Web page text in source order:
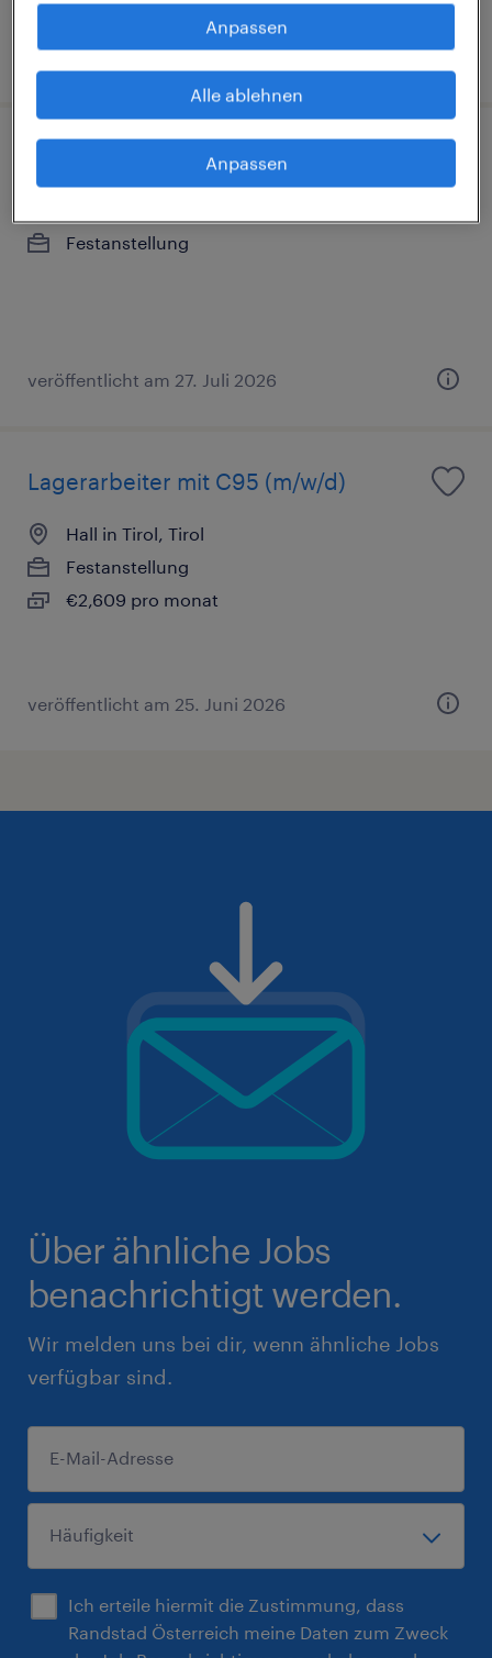
veröffentlicht am 13. Juli 2026
Lagerhelfer (m/w/d)
Festanstellung
veröffentlicht am 27. Juli 2026
Lagerarbeiter mit C95 (m/w/d)
Hall in Tirol, Tirol
Festanstellung
€2,609 pro monat
veröffentlicht am 25. Juni 2026
Über ähnliche Jobs
benachrichtigt werden.
Wir melden uns bei dir, wenn ähnliche Jobs
verfügbar sind.
Ich erteile hiermit die Zustimmung, dass
Randstad Österreich meine Daten zum Zweck
Anpassen
Alle ablehnen
Anpassen